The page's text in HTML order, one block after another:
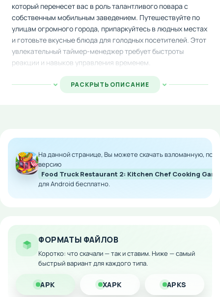
который перенесет вас в роль талантливого повара с
собственным мобильным заведением. Путешествуйте по
улицам огромного города, припаркуйтесь в людных местах
и готовьте вкусные блюда для голодных посетителей. Этот
увлекательный таймер-менеджер требует быстроты
реакции и навыков управления временем.
Каждая остановка вашего фургона привлекает множество
клиентов, жаждущих получить свой заказ. Внимательно
доход получает ваше заведение.
По мере прохождения новых уровней разблокируйте
возможность совершенствования своего кухонного
арсенала. Приобретайте современное оборудование,
Неограниченное количество в-игровой валюты
Мгновенное развитие без необходимости
Доступ ко всем улучшениям и предметам
РАСКРЫТЬ ОПИСАНИЕ
На данной странице, Вы можете скачать взломанную,
версию
Food Truck Restaurant 2: Kitchen Chef Cooking
для Android бесплатно.
ФОРМАТЫ ФАЙЛОВ
Коротко: что скачали — так и ставим. Ниже — самый
быстрый вариант для каждого типа.
APK XAPK APKS